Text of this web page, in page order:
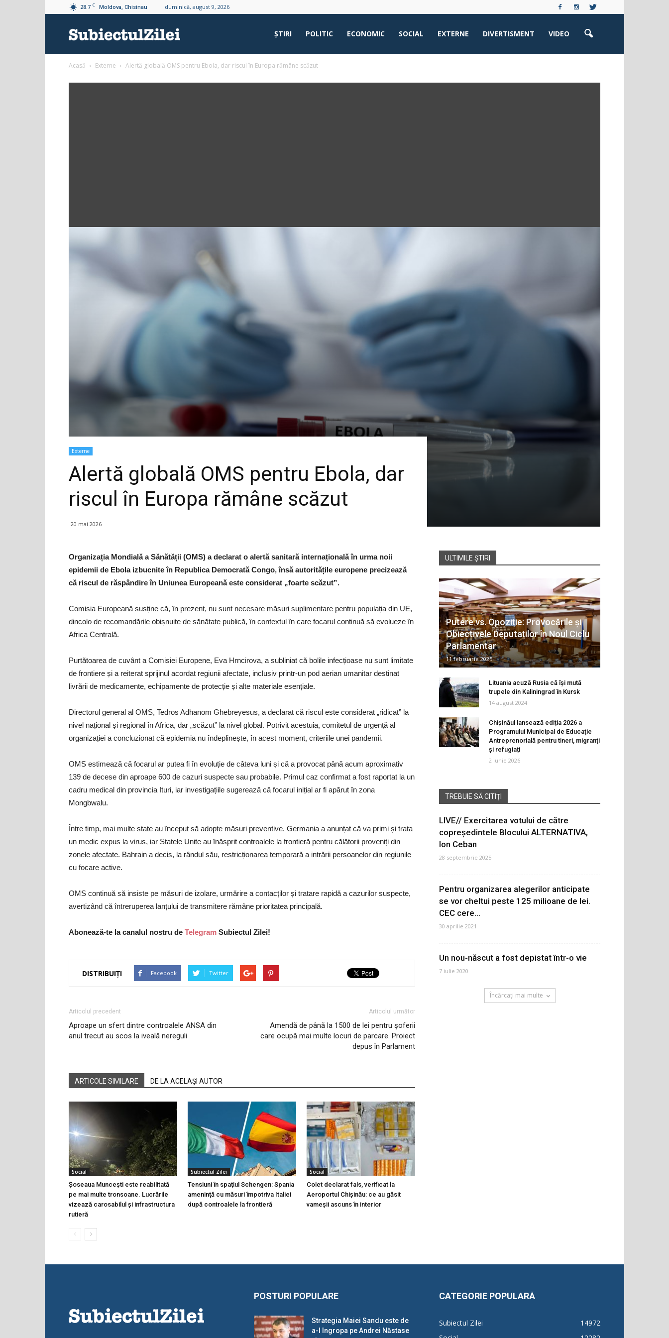
28.7 C Moldova, Chisinau duminică, august 9, 2026
ŞTIRI POLITIC ECONOMIC SOCIAL EXTERNE DIVERTISMENT VIDEO
Acasă Externe Alertă globală OMS pentru Ebola, dar riscul în Europa rămâne scăzut
Externe
Alertă globală OMS pentru Ebola, dar
riscul în Europa rămâne scăzut
20 mai 2026
Organizația Mondială a Sănătății (OMS) a declarat o alertă sanitară internațională în urma noii
epidemii de Ebola izbucnite în Republica Democrată Congo, însă autoritățile europene precizează
că riscul de răspândire în Uniunea Europeană este considerat „foarte scăzut”.
Comisia Europeană susține că, în prezent, nu sunt necesare măsuri suplimentare pentru populația din UE,
dincolo de recomandările obișnuite de sănătate publică, în contextul în care focarul continuă să evolueze în
Africa Centrală.
Purtătoarea de cuvânt a Comisiei Europene, Eva Hrncirova, a subliniat că bolile infecțioase nu sunt limitate
de frontiere și a reiterat sprijinul acordat regiunii afectate, inclusiv printr-un pod aerian umanitar destinat
livrării de medicamente, echipamente de protecție și alte materiale esențiale.
Directorul general al OMS, Tedros Adhanom Ghebreyesus, a declarat că riscul este considerat „ridicat” la
nivel național și regional în Africa, dar „scăzut” la nivel global. Potrivit acestuia, comitetul de urgență al
organizației a concluzionat că epidemia nu îndeplinește, în acest moment, criteriile unei pandemii.
OMS estimează că focarul ar putea fi în evoluție de câteva luni și că a provocat până acum aproximativ
139 de decese din aproape 600 de cazuri suspecte sau probabile. Primul caz confirmat a fost raportat la un
cadru medical din provincia Ituri, iar investigațiile sugerează că focarul inițial ar fi apărut în zona
Mongbwalu.
Între timp, mai multe state au început să adopte măsuri preventive. Germania a anunțat că va primi și trata
un medic expus la virus, iar Statele Unite au înăsprit controalele la frontieră pentru călătorii proveniți din
zonele afectate. Bahrain a decis, la rândul său, restricționarea temporară a intrării persoanelor din regiunile
cu focare active.
OMS continuă să insiste pe măsuri de izolare, urmărire a contacților și tratare rapidă a cazurilor suspecte,
avertizând că întreruperea lanțului de transmitere rămâne prioritatea principală.
Abonează-te la canalul nostru de Telegram Subiectul Zilei!
DISTRIBUIȚI Facebook Twitter
Articolul precedent
Aproape un sfert dintre controalele ANSA din
anul trecut au scos la iveală nereguli
Articolul următor
Amendă de până la 1500 de lei pentru șoferii
care ocupă mai multe locuri de parcare. Proiect
depus în Parlament
ARTICOLE SIMILARE DE LA ACELAȘI AUTOR
Social
Șoseaua Muncești este reabilitată
pe mai multe tronsoane. Lucrările
vizează carosabilul și infrastructura
rutieră
Subiectul Zilei
Tensiuni în spațiul Schengen: Spania
amenință cu măsuri împotriva Italiei
după controalele la frontieră
Social
Colet declarat fals, verificat la
Aeroportul Chișinău: ce au găsit
vameșii ascuns în interior
ULTIMILE ȘTIRI
Putere vs. Opoziție: Provocările și
Obiectivele Deputaților în Noul Ciclu
Parlamentar
11 februarie 2025
Lituania acuză Rusia că își mută
trupele din Kaliningrad în Kursk
14 august 2024
Chișinăul lansează ediția 2026 a
Programului Municipal de Educație
Antreprenorială pentru tineri, migranți
și refugiați
2 iunie 2026
TREBUIE SĂ CITIȚI
LIVE// Exercitarea votului de către
copreședintele Blocului ALTERNATIVA,
Ion Ceban
28 septembrie 2025
Pentru organizarea alegerilor anticipate
se vor cheltui peste 125 milioane de lei.
CEC cere...
30 aprilie 2021
Un nou-născut a fost depistat într-o vie
7 iulie 2020
Încărcați mai multe
POSTURI POPULARE
Strategia Maiei Sandu este de
a-l îngropa pe Andrei Năstase
CATEGORIE POPULARĂ
Subiectul Zilei
14972